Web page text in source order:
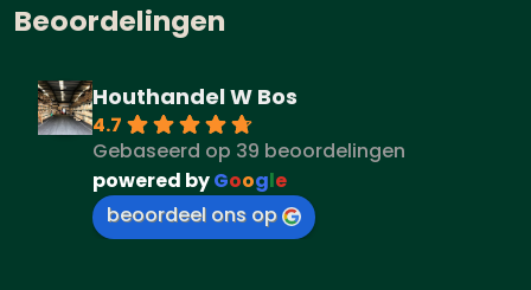
Beoordelingen
Houthandel W Bos
4.7
Gebaseerd op 39 beoordelingen
powered byGoogle
beoordeel ons op